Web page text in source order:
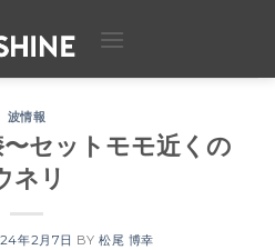
波情報
セットモモ近くの
ネリ
年2月7日 BY松尾 博幸